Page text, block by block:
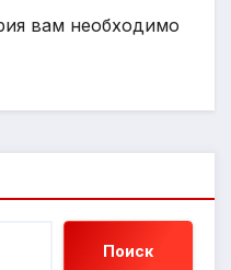
вам необходимо
Поиск